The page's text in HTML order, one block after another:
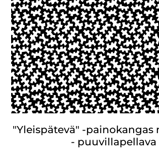
"Yleispätevä" -painokangas
- puuvillapellava